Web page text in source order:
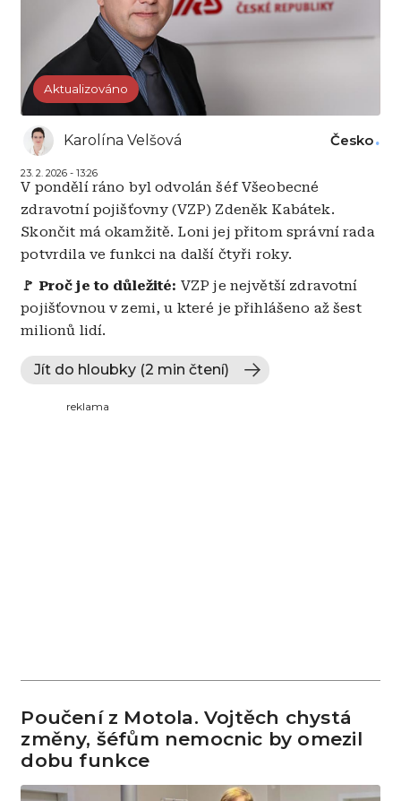
Aktualizováno
Karolína Velšová
23. 2. 2026 - 13:26
Česko
V pondělí ráno byl odvolán šéf Všeobecné
zdravotní pojišťovny (VZP) Zdeněk Kabátek.
Skončit má okamžitě. Loni jej přitom správní rada
potvrdila ve funkci na další čtyři roky.
🚩 Proč je to důležité: VZP je největší zdravotní
pojišťovnou v zemi, u které je přihlášeno až šest
milionů lidí.
Jít do hloubky (2 min čtení)
reklama
Poučení z Motola. Vojtěch chystá
změny, šéfům nemocnic by omezil
dobu funkce